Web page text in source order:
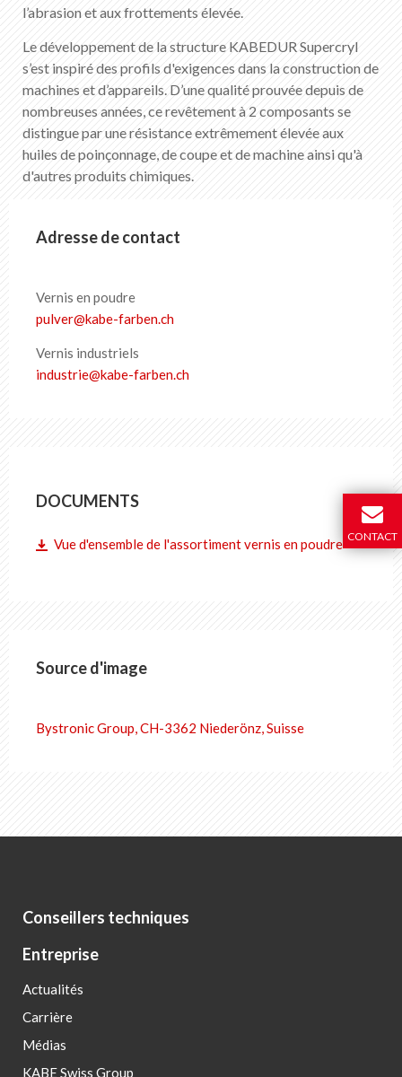
l’abrasion et aux frottements élevée.
Le développement de la structure KABEDUR Supercryl
s’est inspiré des profils d'exigences dans la construction de
machines et d’appareils. D’une qualité prouvée depuis de
nombreuses années, ce revêtement à 2 composants se
distingue par une résistance extrêmement élevée aux
huiles de poinçonnage, de coupe et de machine ainsi qu'à
d'autres produits chimiques.
Adresse de contact
Vernis en poudre
pulver@kabe-farben.ch
Vernis industriels
industrie@kabe-farben.ch
DOCUMENTS
Vue d'ensemble de l'assortiment vernis en poudre
Source d'image
Bystronic Group, CH-3362 Niederönz, Suisse
Conseillers techniques
Entreprise
Actualités
Carrière
Médias
KABE Swiss Group
CONTACT